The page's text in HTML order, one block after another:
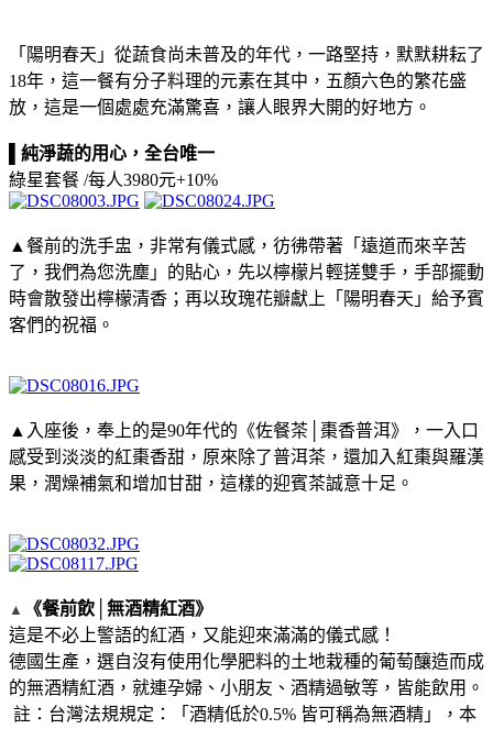
「陽明春天」從蔬食尚未普及的年代，一路堅持，默默耕耘了
18年，這一餐有分子料理的元素在其中，五顏六色的繁花盛
放，這是一個處處充滿驚喜，讓人眼界大開的好地方。
▌純淨蔬的用心，全台唯一
綠星套餐 /每人3980元+10%
▲餐前的洗手盅，非常有儀式感，彷彿帶著「遠道而來辛苦
了，我們為您洗塵」的貼心，先以檸檬片輕搓雙手，手部擺動
時會散發出檸檬清香；再以玫瑰花瓣獻上「陽明春天」給予賓
客們的祝福。
▲入座後，奉上的是90年代的《佐餐茶│棗香普洱》，一入口
感受到淡淡的紅棗香甜，原來除了普洱茶，還加入紅棗與羅漢
果，潤燥補氣和增加甘甜，這樣的迎賓茶誠意十足。
▲
《餐前飲│無酒精紅酒》
這是不必上警語的紅酒，又能迎來滿滿的儀式感！
德國生產，選自沒有使用化學肥料的土地栽種的葡萄釀造而成
的無酒精紅酒，就連孕婦、小朋友、酒精過敏等，皆能飲用。
註：台灣法規規定：「酒精低於0.5% 皆可稱為無酒精」，本